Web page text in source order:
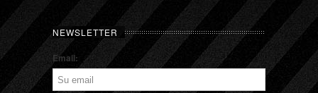
NEWSLETTER
Email: